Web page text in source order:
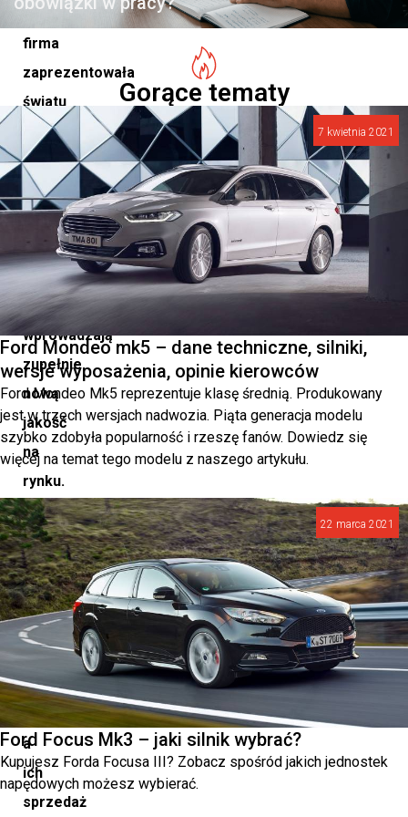
roku
firma
zaprezentowała
światu
nowe
modele
C4
i
C4
które
wprowadzają
zupełnie
nową
jakość
na
rynku.
Modele
te
zadebiutowały
na
Salonie
Samochodowym
w
Paryżu,
a
ich
sprzedaż
Gorące tematy
7 kwietnia 2021
Ford Mondeo mk5 – dane techniczne, silniki,
wersje wyposażenia, opinie kierowców
Ford Mondeo Mk5 reprezentuje klasę średnią. Produkowany
jest w trzech wersjach nadwozia. Piąta generacja modelu
szybko zdobyła popularność i rzeszę fanów. Dowiedz się
więcej na temat tego modelu z naszego artykułu.
22 marca 2021
Ford Focus Mk3 – jaki silnik wybrać?
Kupujesz Forda Focusa III? Zobacz spośród jakich jednostek
napędowych możesz wybierać.